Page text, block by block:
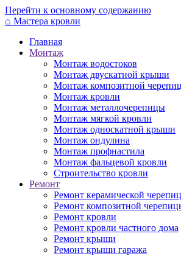
Перейти к основному содержанию
⌂ Мастера кровли
Главная
Монтаж
Монтаж водостоков
Монтаж двускатной крыши
Монтаж композитной
Монтаж кровли
Монтаж металлочерепицы
Монтаж мягкой кровли
Монтаж односкатной крыши
Монтаж ондулина
Монтаж профнастила
Монтаж фальцевой кровли
Строительство кровли
Ремонт
Ремонт керамической
Ремонт композитной
Ремонт кровли
Ремонт кровли частного дома
Ремонт крыши
Ремонт крыши гаража